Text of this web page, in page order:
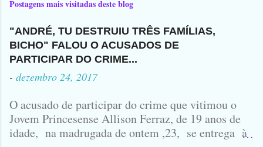
Postagens mais visitadas deste blog
"ANDRÉ, TU DESTRUIU TRÊS FAMÍLIAS,
BICHO" FALOU O ACUSADOS DE
PARTICIPAR DO CRIME...
- dezembro 24, 2017
O acusado de participar do crime que vitimou o
Jovem Princesense Allison Ferraz, de 19 anos de
idade, na madrugada de ontem ,23, se entrega à